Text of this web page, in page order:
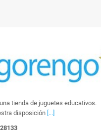
tienda de juguetes educativos.
disposición [...]